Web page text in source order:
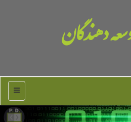
دهندگان
منو